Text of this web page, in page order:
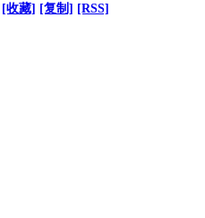
[收藏] [复制] [RSS]